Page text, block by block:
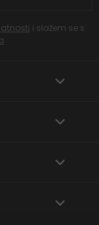
i slažem se s